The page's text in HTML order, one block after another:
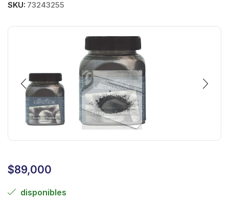
SKU: 73243255
$89,000
disponibles